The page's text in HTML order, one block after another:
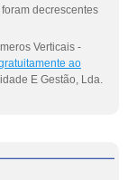
decrescentes
Verticais -
ao
E Gestão, Lda.